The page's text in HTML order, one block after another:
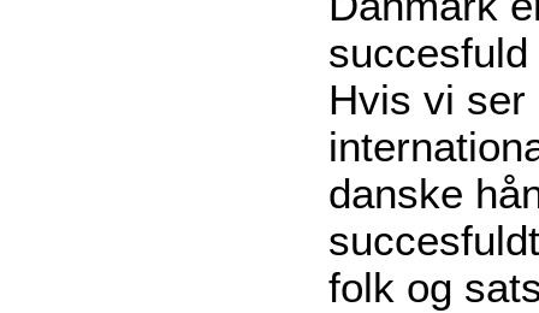
Hvis vi ser
danske
folk og